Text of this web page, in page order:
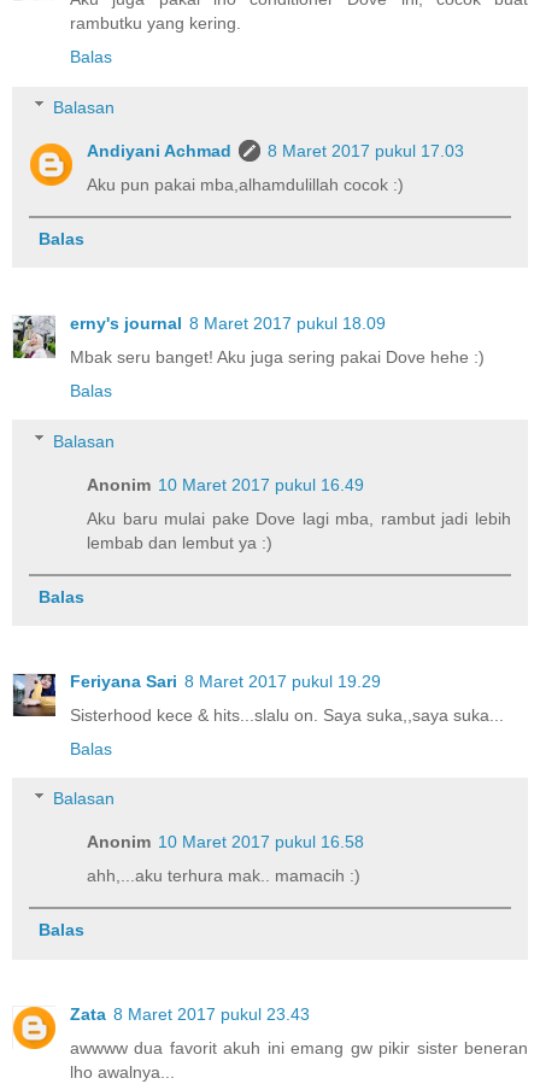
rambutku yang kering.
Balas
Balasan
Andiyani Achmad
8 Maret 2017 pukul 17.03
Aku pun pakai mba,alhamdulillah cocok :)
Balas
erny's journal 8 Maret 2017 pukul 18.09
Mbak seru banget! Aku juga sering pakai Dove hehe :)
Balas
Balasan
Anonim 10 Maret 2017 pukul 16.49
Aku baru mulai pake Dove lagi mba, rambut jadi lebih
lembab dan lembut ya :)
Balas
Feriyana Sari 8 Maret 2017 pukul 19.29
Sisterhood kece & hits...slalu on. Saya suka,,saya suka...
Balas
Balasan
Anonim 10 Maret 2017 pukul 16.58
ahh,...aku terhura mak.. mamacih :)
Balas
Zata 8 Maret 2017 pukul 23.43
awwww dua favorit akuh ini emang gw pikir sister beneran
lho awalnya...